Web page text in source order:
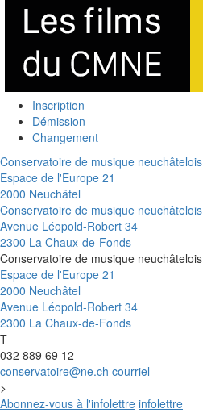
Inscription
Démission
Changement
Conservatoire de musique neuchâtelois
Espace de l'Europe 21
2000 Neuchâtel
Conservatoire de musique neuchâtelois
Avenue Léopold-Robert 34
2300 La Chaux-de-Fonds
Conservatoire de musique neuchâtelois
Espace de l'Europe 21
2000 Neuchâtel
Avenue Léopold-Robert 34
2300 La Chaux-de-Fonds
T
032 889 69 12
conservatoire@ne.ch courriel
>
Abonnez-vous à l'infolettre infolettre